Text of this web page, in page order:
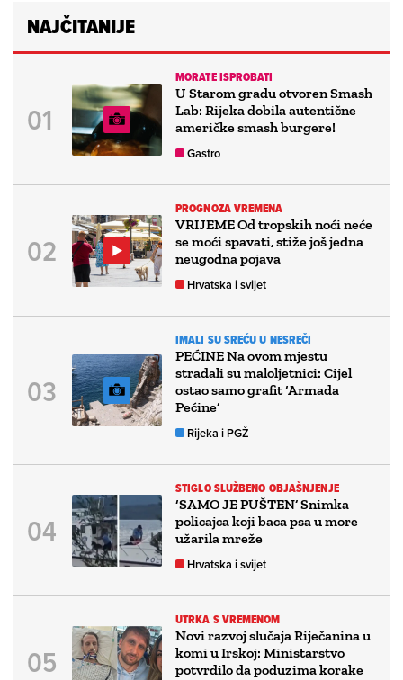
NAJČITANIJE
MORATE ISPROBATI
U Starom gradu otvoren Smash
Lab: Rijeka dobila autentične
američke smash burgere!
Gastro
PROGNOZA VREMENA
VRIJEME Od tropskih noći neće
se moći spavati, stiže još jedna
neugodna pojava
Hrvatska i svijet
IMALI SU SREĆU U NESREČI
PEĆINE Na ovom mjestu
stradali su maloljetnici: Cijel
ostao samo grafit ‘Armada
Pećine’
Rijeka i PGŽ
STIGLO SLUŽBENO OBJAŠNJENJE
‘SAMO JE PUŠTEN’ Snimka
policajca koji baca psa u more
užarila mreže
Hrvatska i svijet
UTRKA S VREMENOM
Novi razvoj slučaja Riječanina u
komi u Irskoj: Ministarstvo
potvrdilo da poduzima korake